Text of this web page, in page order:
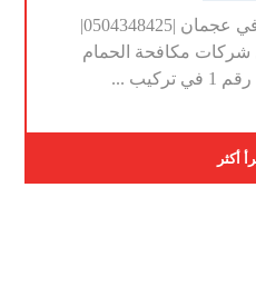
شركة مكافحة الحمام في عجمان |0504348425|
مكافحة الحمام
...
أكثر